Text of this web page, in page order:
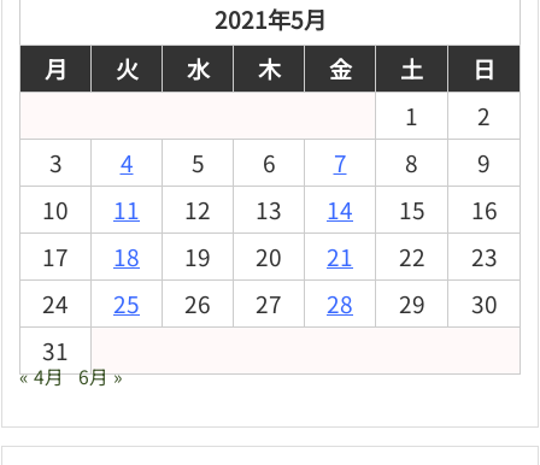
2021年5月
月
火 水 木 金 土
日
1
2
3
4 5 6 7 8
9
10
11 12 13 14 15
16
17
18 19 20 21 22
23
24
25 26 27 28 29
30
31
« 4月 6月 »